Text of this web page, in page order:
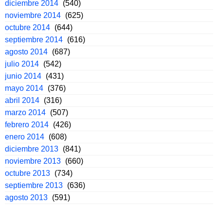
diciembre 2014 (540)
noviembre 2014 (625)
octubre 2014 (644)
septiembre 2014 (616)
agosto 2014 (687)
julio 2014 (542)
junio 2014 (431)
mayo 2014 (376)
abril 2014 (316)
marzo 2014 (507)
febrero 2014 (426)
enero 2014 (608)
diciembre 2013 (841)
noviembre 2013 (660)
octubre 2013 (734)
septiembre 2013 (636)
agosto 2013 (591)